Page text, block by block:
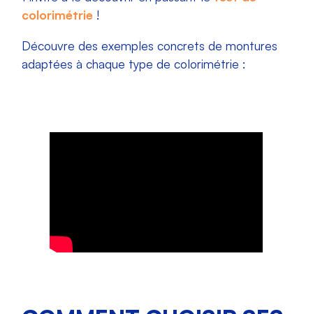
colorimétrie !
Découvre des exemples concrets de montures
adaptées à chaque type de colorimétrie :